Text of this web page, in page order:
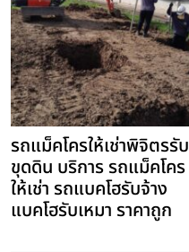
รถแม็คโครให้เช่าพิจิตรรับ
ขุดดิน บริการ รถแม็คโคร
ให้เช่า รถแบคโฮรับจ้าง
แบคโฮรับเหมา ราคาถูก